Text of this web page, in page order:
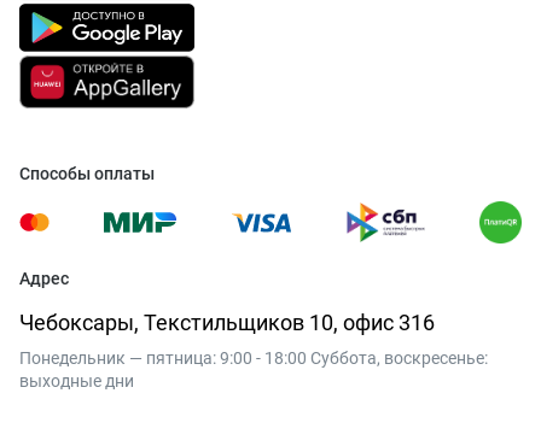
Способы оплаты
Адрес
Чебоксары, Текстильщиков 10, офис 316
Понедельник — пятница: 9:00 - 18:00 Суббота, воскресенье:
выходные дни